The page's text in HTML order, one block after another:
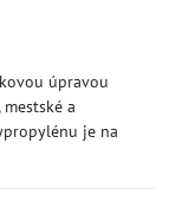
úpravou
a
je na